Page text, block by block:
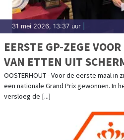
31 mei 2026, 13:37 uur
EERSTE GP-ZEGE
VAN ETTEN UIT
OOSTERHOUT - Voor de eerste maal in
een nationale Grand Prix gewonnen. In
versloeg de [...]